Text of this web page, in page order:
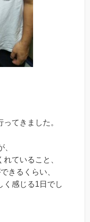
てきました。
ていること、
きるくらい、
く感じる1日でし